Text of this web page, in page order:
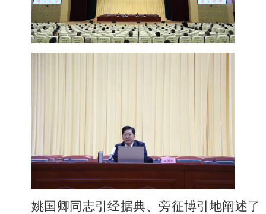
姚国卿同志引经据典、旁征博引地阐述了